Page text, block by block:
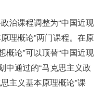
课程调整为“中国近现
理概论”两门课程。在原
概论”可以顶替“中国近现
中通过的“马克思主义政
主义基本原理概论”课